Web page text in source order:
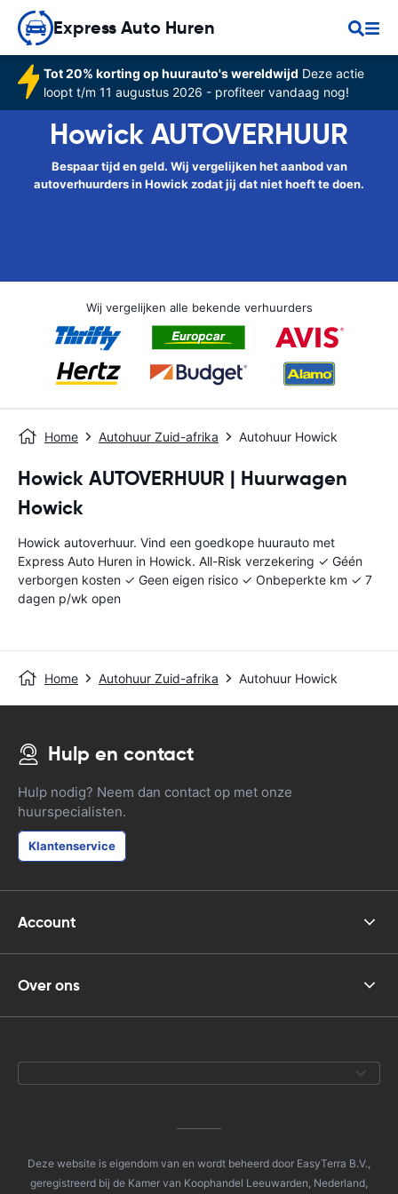
Express Auto Huren
Tot 20% korting op huurauto's wereldwijd Deze actie
loopt t/m 11 augustus 2026 - profiteer vandaag nog!
Howick AUTOVERHUUR
Bespaar tijd en geld. Wij vergelijken het aanbod van
autoverhuurders in Howick zodat jij dat niet hoeft te doen.
Wij vergelijken alle bekende verhuurders
Home Autohuur Zuid-afrika Autohuur Howick
Howick AUTOVERHUUR | Huurwagen
Howick
Howick autoverhuur. Vind een goedkope huurauto met
Express Auto Huren in Howick. All-Risk verzekering ✓ Géén
verborgen kosten ✓ Geen eigen risico ✓ Onbeperkte km ✓ 7
dagen p/wk open
Home Autohuur Zuid-afrika Autohuur Howick
Hulp en contact
Hulp nodig? Neem dan contact op met onze
huurspecialisten.
Klantenservice
Account
Over ons
Deze website is eigendom van en wordt beheerd door EasyTerra B.V.,
geregistreerd bij de Kamer van Koophandel Leeuwarden, Nederland,